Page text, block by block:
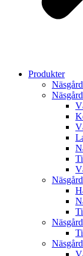
Produkter